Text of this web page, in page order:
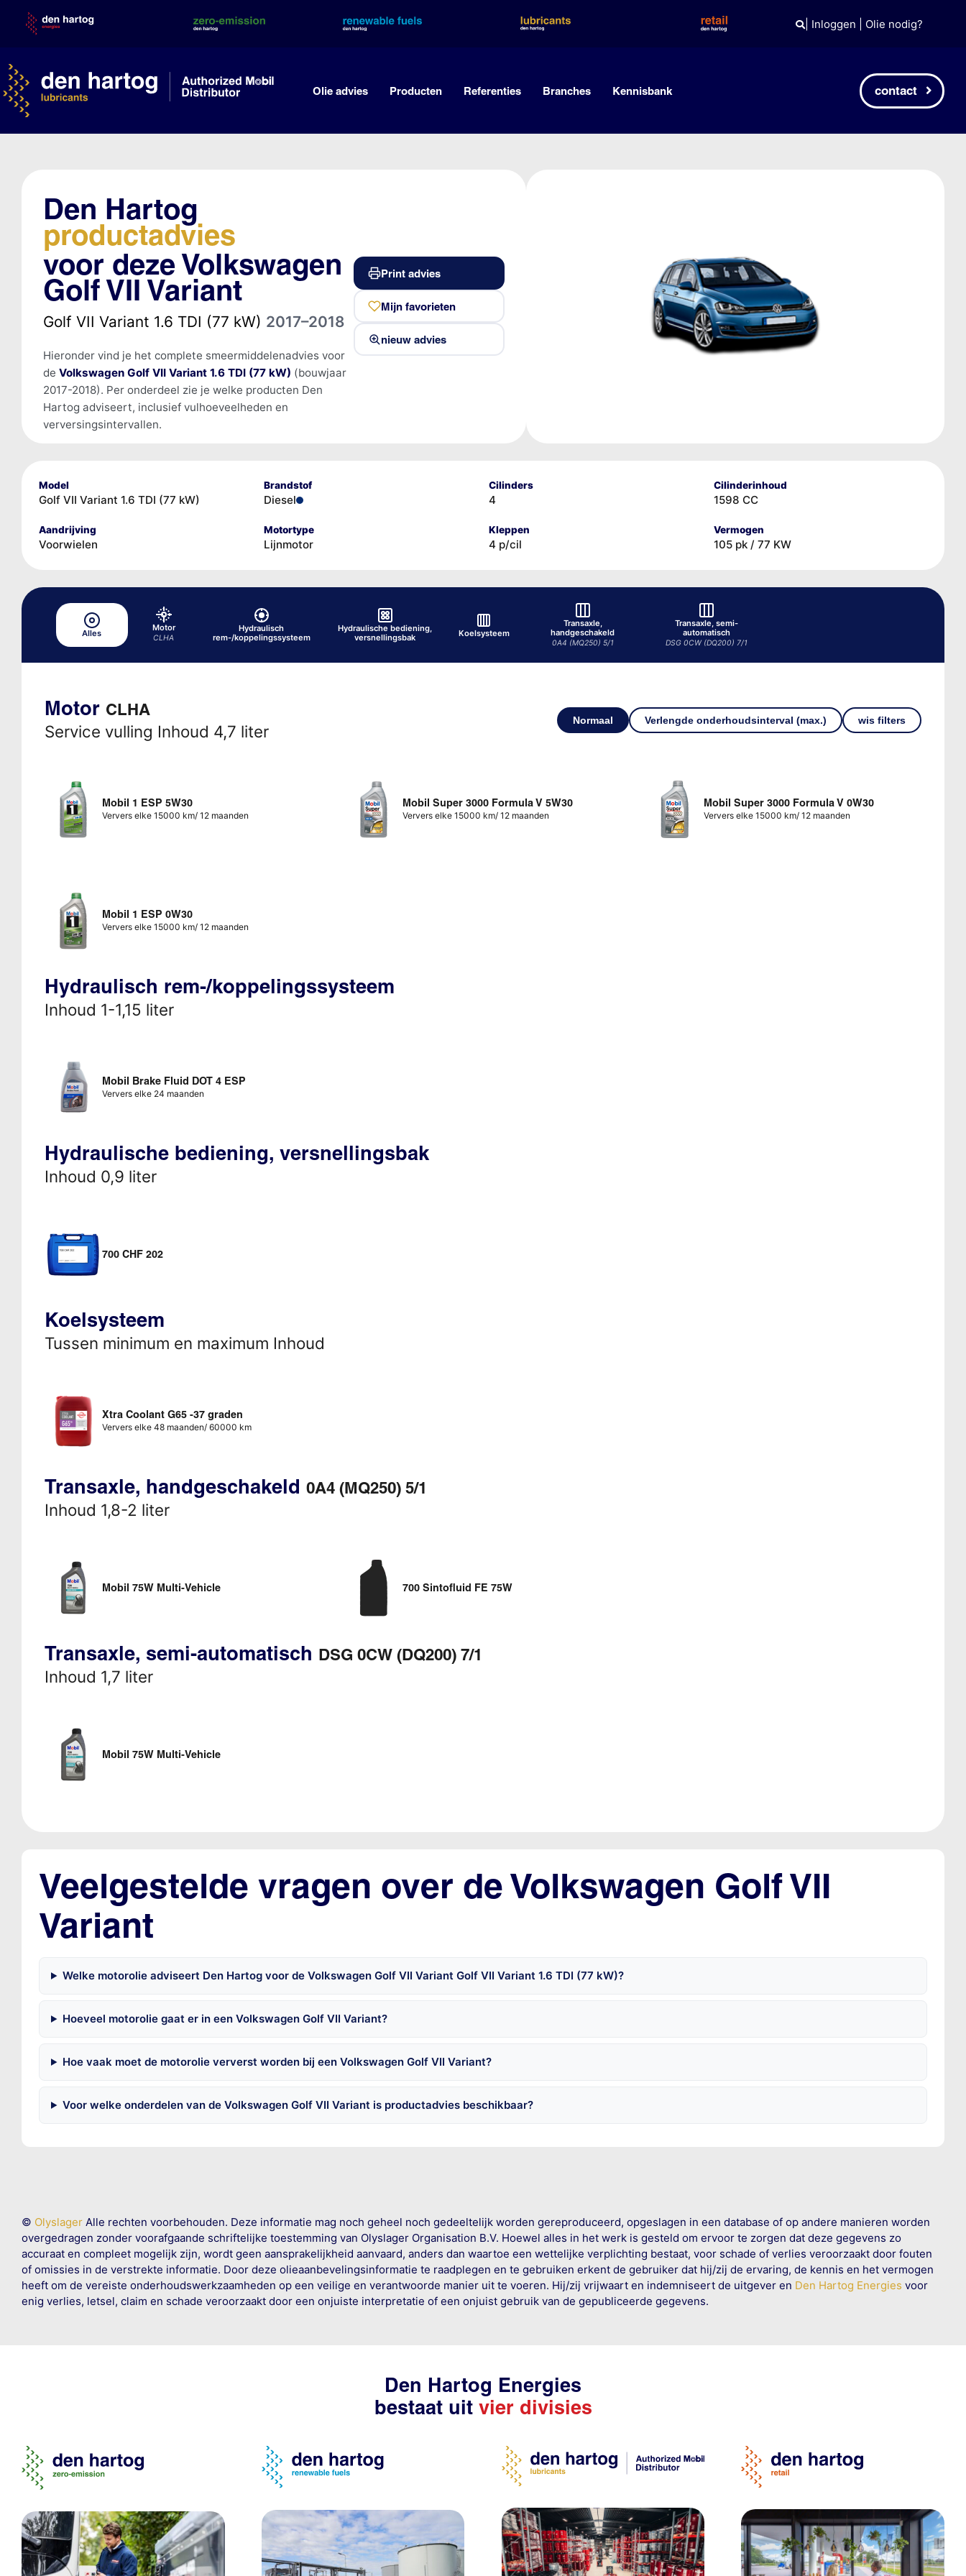
content
| Inloggen Olie nodig?
Olie advies Producten Referenties Branches Kennisbank contact
Den Hartog
productadvies
voor deze Volkswagen
Golf VII Variant
Golf VII Variant 1.6 TDI (77 kW) 2017–2018
Hieronder vind je het complete smeermiddelenadvies voor
de Volkswagen Golf VII Variant 1.6 TDI (77 kW) (bouwjaar
2017-2018). Per onderdeel zie je welke producten Den
Hartog adviseert, inclusief vulhoeveelheden en
verversingsintervallen.
Print advies
Mijn favorieten
nieuw advies
Model
Golf VII Variant 1.6 TDI (77 kW)
Brandstof
Diesel
Cilinders
4
Cilinderinhoud
1598 CC
Aandrijving
Voorwielen
Motortype
Lijnmotor
Kleppen
4 p/cil
Vermogen
105 pk / 77 KW
Alles
Motor
CLHA
Hydraulisch
rem-/koppelingssysteem
Hydraulische bediening,
versnellingsbak
Koelsysteem
Transaxle,
handgeschakeld
0A4 (MQ250) 5/1
Transaxle, semi-
automatisch
DSG 0CW (DQ200) 7/1
Motor CLHA
Service vulling Inhoud 4,7 liter
Normaal Verlengde onderhoudsinterval (max.) wis filters
Mobil 1 ESP 5W30
Ververs elke 15000 km/ 12 maanden
Mobil Super 3000 Formula V 5W30
Ververs elke 15000 km/ 12 maanden
Mobil Super 3000 Formula V 0W30
Ververs elke 15000 km/ 12 maanden
Mobil 1 ESP 0W30
Ververs elke 15000 km/ 12 maanden
Hydraulisch rem-/koppelingssysteem
Inhoud 1-1,15 liter
Mobil Brake Fluid DOT 4 ESP
Ververs elke 24 maanden
Hydraulische bediening, versnellingsbak
Inhoud 0,9 liter
700 CHF 202
Koelsysteem
Tussen minimum en maximum Inhoud
Xtra Coolant G65 -37 graden
Ververs elke 48 maanden/ 60000 km
Transaxle, handgeschakeld 0A4 (MQ250) 5/1
Inhoud 1,8-2 liter
Mobil 75W Multi-Vehicle 700 Sintofluid FE 75W
Transaxle, semi-automatisch DSG 0CW (DQ200) 7/1
Inhoud 1,7 liter
Mobil 75W Multi-Vehicle
Veelgestelde vragen over de Volkswagen Golf VII
Variant
Welke motorolie adviseert Den Hartog voor de Volkswagen Golf VII Variant Golf VII Variant 1.6 TDI (77 kW)?
Hoeveel motorolie gaat er in een Volkswagen Golf VII Variant?
Hoe vaak moet de motorolie ververst worden bij een Volkswagen Golf VII Variant?
Voor welke onderdelen van de Volkswagen Golf VII Variant is productadvies beschikbaar?
© OlyslagerAlle rechten voorbehouden. Deze informatie mag noch geheel noch gedeeltelijk worden gereproduceerd, opgeslagen in een database of op andere manieren worden
overgedragen zonder voorafgaande schriftelijke toestemming van Olyslager Organisation B.V. Hoewel alles in het werk is gesteld om ervoor te zorgen dat deze gegevens zo
accuraat en compleet mogelijk zijn, wordt geen aansprakelijkheid aanvaard, anders dan waartoe een wettelijke verplichting bestaat, voor schade of verlies veroorzaakt door fouten
of omissies in de verstrekte informatie. Door deze olieaanbevelingsinformatie te raadplegen en te gebruiken erkent de gebruiker dat hij/zij de ervaring, de kennis en het vermogen
heeft om de vereiste onderhoudswerkzaamheden op een veilige en verantwoorde manier uit te voeren. Hij/zij vrijwaart en indemniseert de uitgever en Den Hartog Energies voor
enig verlies, letsel, claim en schade veroorzaakt door een onjuiste interpretatie of een onjuist gebruik van de gepubliceerde gegevens.
Den Hartog Energies
bestaat uit vier divisies